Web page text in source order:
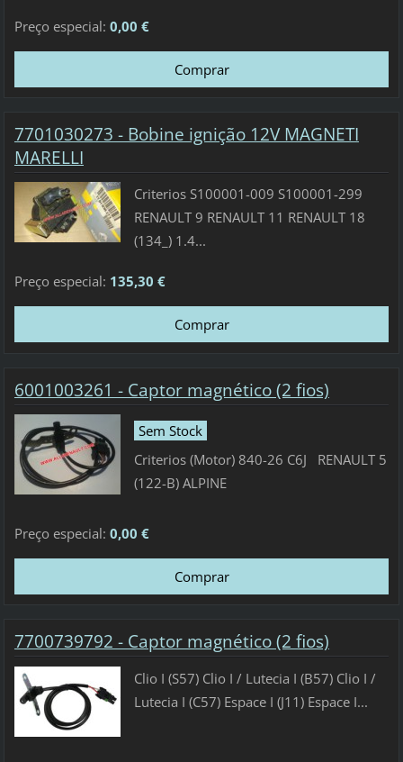
Preço especial: 0,00 €
7701030273 - Bobine ignição 12V MAGNETI
MARELLI
Criterios S100001-009 S100001-299
RENAULT 9 RENAULT 11 RENAULT 18
(134_) 1.4...
Preço especial: 135,30 €
6001003261 - Captor magnético (2 fios)
Sem Stock
Criterios (Motor) 840-26 C6J RENAULT 5
(122-B) ALPINE
Preço especial: 0,00 €
7700739792 - Captor magnético (2 fios)
Clio I (S57) Clio I / Lutecia I (B57) Clio I /
Lutecia I (C57) Espace I (J11) Espace I...